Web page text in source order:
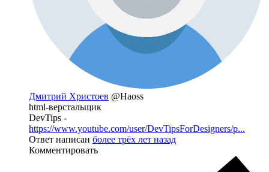
Дмитрий Христоев @Haoss
html-верстальщик
DevTips -
https://www.youtube.com/user/DevTipsForDesigners/p...
Ответ написан более трёх лет назад
Комментировать